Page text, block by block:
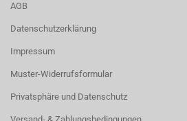
AGB
Datenschutzerklärung
Impressum
Muster-Widerrufsformular
Privatsphäre und Datenschutz